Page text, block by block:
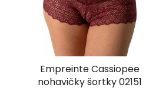
Empreinte Cassiopee
nohavičky šortky 02151